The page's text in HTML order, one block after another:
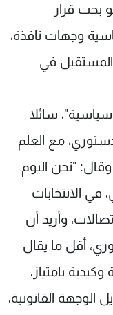
بحت قرار
وجهات نافذة،
المستقبل في
سائلا
مع العلم
له"، وقال: "نحن اليوم
في الانتخابات
وأريد أن
أقل ما يقال
بامتياز،
القانونية،